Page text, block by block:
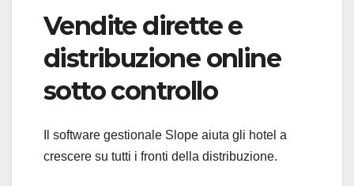
Vendite dirette e
distribuzione online
sotto controllo
Il software gestionale Slope aiuta gli hotel a
crescere su tutti i fronti della distribuzione.